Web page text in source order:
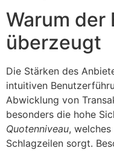
Warum der
überzeugt
Die Stärken des
intuitiven
Abwicklung von
besonders die hohe
Quotenniveau,
Schlagzeilen sorgt.